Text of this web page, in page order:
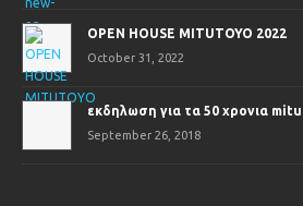
OPEN HOUSE MITUTOYO 2022
October 31, 2022
εκδηλωση για τα 50 χρονια
September 26, 2018